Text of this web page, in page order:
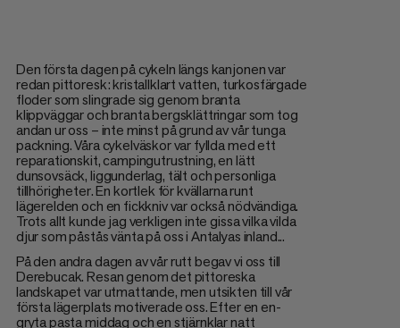
Den första dagen på cykeln längs kanjonen var
redan pittoresk: kristallklart vatten, turkosfärgade
floder som slingrade sig genom branta
klippväggar och branta bergsklättringar som tog
andan ur oss – inte minst på grund av vår tunga
packning. Våra cykelväskor var fyllda med ett
reparationskit, campingutrustning, en lätt
dunsovsäck, liggunderlag, tält och personliga
tillhörigheter. En kortlek för kvällarna runt
lägerelden och en fickkniv var också nödvändiga.
Trots allt kunde jag verkligen inte gissa vilka vilda
djur som påstås vänta på oss i Antalyas inland...
På den andra dagen av vår rutt begav vi oss till
Derebucak. Resan genom det pittoreska
landskapet var utmattande, men utsikten till vår
första lägerplats motiverade oss. Efter en en-
gryta pasta middag och en stjärnklar natt